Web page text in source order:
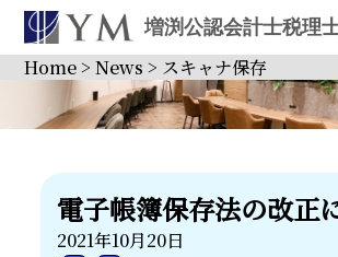
増渕公認会計士税理
Home>News > スキャナ保存
電子帳簿保存法の改正
2021年10月20日